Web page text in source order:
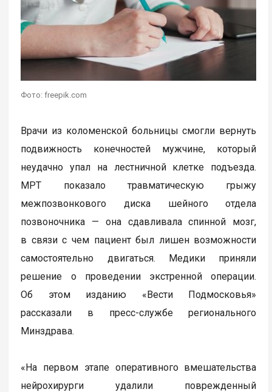
Фото: freepik.com
Врачи из коломенской больницы смогли вернуть
подвижность конечностей мужчине, который
неудачно упал на лестничной клетке подъезда.
МРТ показало травматическую грыжу
межпозвонкового диска шейного отдела
позвоночника — она сдавливала спинной мозг,
в связи с чем пациент был лишен возможности
самостоятельно двигаться. Медики приняли
решение о проведении экстренной операции.
Об этом изданию «Вести Подмосковья»
рассказали в пресс-службе регионального
Минздрава.
«На первом этапе оперативного вмешательства
нейрохирурги удалили поврежденный